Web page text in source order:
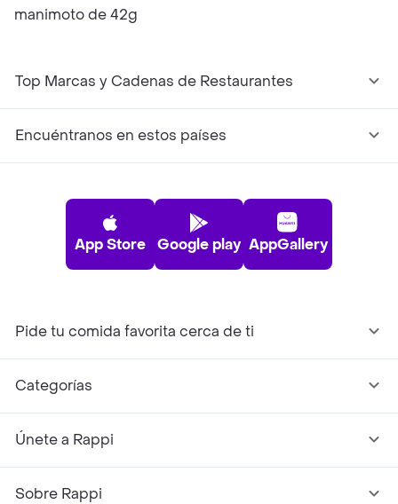
manimoto de 42g
Top Marcas y Cadenas de Restaurantes
Encuéntranos en estos países
App Store Google play AppGallery
Pide tu comida favorita cerca de ti
Categorías
Únete a Rappi
Sobre Rappi